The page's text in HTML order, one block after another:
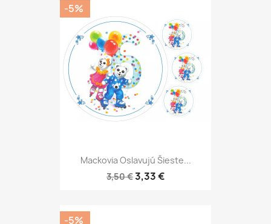
Mackovia Oslavujú Šieste...
3,50 €3,33 €
-5%
-5%